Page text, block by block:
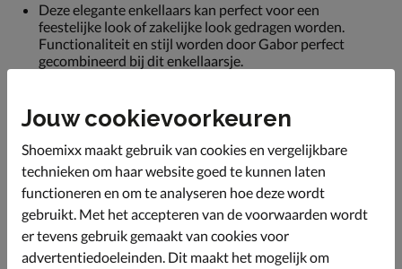
Deze elegante enkellaars kan perfect voor een
feestelijke look of zakelijke look gedragen worden.
Functionaliteit en stijl worden door Gabor perfect
gecombineerd bij dit enkellaarsje.
strakke look en dankzij de flexibiliteit van het materiaal
neemt het een comfortabele pasvorm aan.
Gevoerd met velboa wat zacht aanvoelt en de voeten
warmer houdt.
Voorzien van een licht dempend voetbed dankzij de
foam onderlaag.
Afgewerkt met een flexibele profielzool voor betere
grip en stabiliteit.
Jouw cookievoorkeuren
Shoemixx maakt gebruik van cookies en vergelijkbare
technieken om haar website goed te kunnen laten
functioneren en om te analyseren hoe deze wordt
gebruikt. Met het accepteren van de voorwaarden wordt
er tevens gebruik gemaakt van cookies voor
advertentiedoeleinden. Dit maakt het mogelijk om